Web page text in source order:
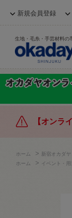
新規会員登録
生地・毛糸・手芸材料の
【オンラ
ホーム > 新宿オカダヤ
ホーム
> イベント・